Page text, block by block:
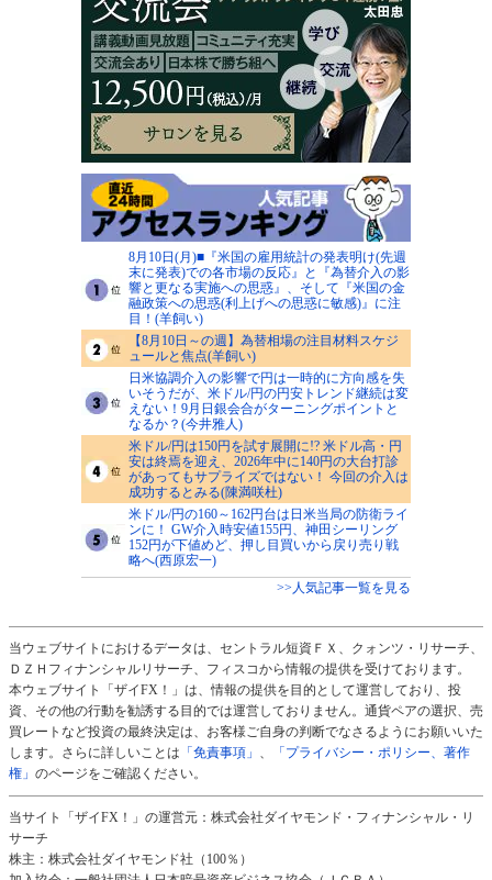
8月10日(月)■『米国の雇用統計の発表明け(先週
末に発表)での各市場の反応』と『為替介入の影
響と更なる実施への思惑』、そして『米国の金
融政策への思惑(利上げへの思惑に敏感)』に注
目！(羊飼い)
【8月10日～の週】為替相場の注目材料スケジ
ュールと焦点(羊飼い)
日米協調介入の影響で円は一時的に方向感を失
いそうだが、米ドル/円の円安トレンド継続は変
えない！9月日銀会合がターニングポイントと
なるか？(今井雅人)
米ドル/円は150円を試す展開に!? 米ドル高・円
安は終焉を迎え、2026年中に140円の大台打診
があってもサプライズではない！ 今回の介入は
成功するとみる(陳満咲杜)
米ドル/円の160～162円台は日米当局の防衛ライ
ンに！ GW介入時安値155円、神田シーリング
152円が下値めど、押し目買いから戻り売り戦
略へ(西原宏一)
>>人気記事一覧を見る
当ウェブサイトにおけるデータは、セントラル短資ＦＸ、クォンツ・リサーチ、
ＤＺＨフィナンシャルリサーチ、フィスコから情報の提供を受けております。
本ウェブサイト「ザイFX！」は、情報の提供を目的として運営しており、投
資、その他の行動を勧誘する目的では運営しておりません。通貨ペアの選択、売
買レートなど投資の最終決定は、お客様ご自身の判断でなさるようにお願いいた
します。さらに詳しいことは 「免責事項」
「プライバシー・ポリシー、著作
権」 のページをご確認ください。
当サイト「ザイFX！」の運営元：株式会社ダイヤモンド・フィナンシャル・リ
サーチ
株主：株式会社ダイヤモンド社（100％）